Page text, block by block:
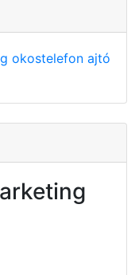
okostelefon ajtó